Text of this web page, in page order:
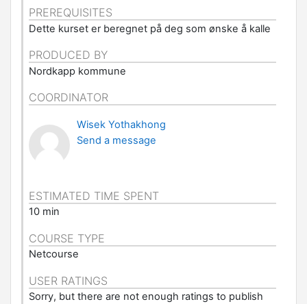
PREREQUISITES
Dette kurset er beregnet på deg som ønske å kalle
PRODUCED BY
Nordkapp kommune
COORDINATOR
Wisek Yothakhong
Send a message
ESTIMATED TIME SPENT
10 min
COURSE TYPE
Netcourse
USER RATINGS
Sorry, but there are not enough ratings to publish